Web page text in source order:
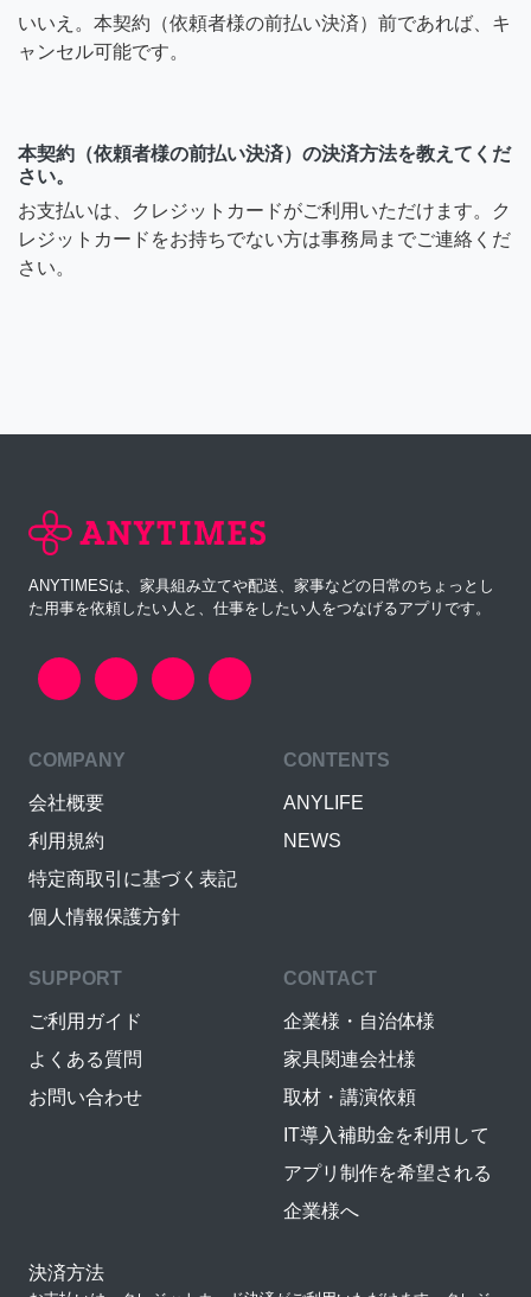
いいえ。本契約（依頼者様の前払い決済）前であれば、キ
ャンセル可能です。
本契約（依頼者様の前払い決済）の決済方法を教えてくだ
さい。
お支払いは、クレジットカードがご利用いただけます。ク
レジットカードをお持ちでない方は事務局までご連絡くだ
さい。
ANYTIMESは、家具組み立てや配送、家事などの日常のちょっとし
た用事を依頼したい人と、仕事をしたい人をつなげるアプリです。
COMPANY
会社概要
利用規約
特定商取引に基づく表記
個人情報保護方針
CONTENTS
ANYLIFE
NEWS
SUPPORT
ご利用ガイド
よくある質問
お問い合わせ
CONTACT
企業様・自治体様
家具関連会社様
取材・講演依頼
IT導入補助金を利用して
アプリ制作を希望される
企業様へ
決済方法